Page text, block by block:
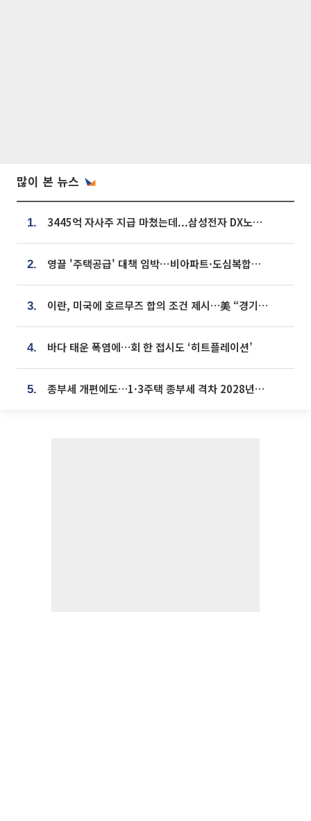
많이 본 뉴스
1. 3445억 자사주 지급 마쳤는데...삼성전자 DX노조, 뒤늦은 '떼쓰기 집회'
2. 영끌 '주택공급' 대책 임박⋯비아파트·도심복합까지 총동원
3. 이란, 미국에 호르무즈 합의 조건 제시…美 “경기 아직 안 끝나” [종합]
4. 바다 태운 폭염에…회 한 접시도 ‘히트플레이션’
5. 종부세 개편에도…1·3주택 종부세 격차 2028년부터 확대